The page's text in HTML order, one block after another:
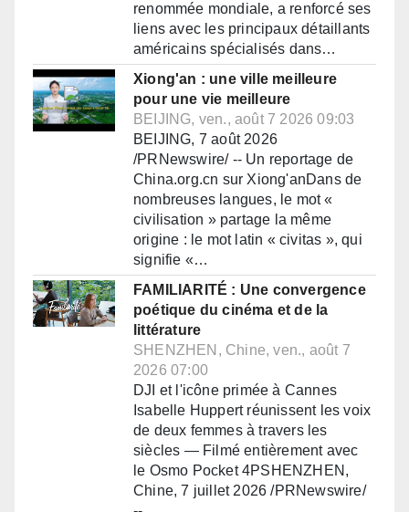
renommée mondiale, a renforcé ses
liens avec les principaux détaillants
américains spécialisés dans…
Xiong'an : une ville meilleure
pour une vie meilleure
BEIJING, ven., août 7 2026 09:03
BEIJING, 7 août 2026
/PRNewswire/ -- Un reportage de
China.org.cn sur Xiong'anDans de
nombreuses langues, le mot «
civilisation » partage la même
origine : le mot latin « civitas », qui
signifie «…
FAMILIARITÉ : Une convergence
poétique du cinéma et de la
littérature
SHENZHEN, Chine, ven., août 7
2026 07:00
DJI et l'icône primée à Cannes
Isabelle Huppert réunissent les voix
de deux femmes à travers les
siècles — Filmé entièrement avec
le Osmo Pocket 4PSHENZHEN,
Chine, 7 juillet 2026 /PRNewswire/